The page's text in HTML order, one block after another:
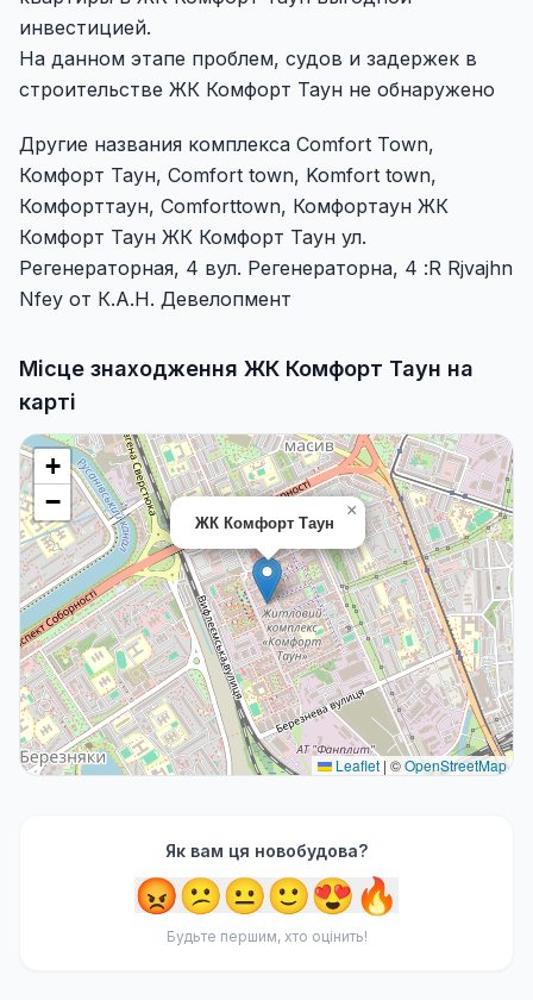
инвестицией.
На данном этапе проблем, судов и задержек в
строительстве ЖК Комфорт Таун не обнаружено
Другие названия комплекса Comfort Town,
Комфорт Таун, Comfort town, Komfort town,
Комфорттаун, Comforttown, Комфортаун ЖК
Комфорт Таун ЖК Комфорт Таун ул.
Регенераторная, 4 вул. Регенераторна, 4 :R Rjvajhn
Nfey от К.А.Н. Девелопмент
Місце знаходження ЖК Комфорт Таун на
карті
ЖК Комфорт Таун
×
+
−
Leaflet | ©OpenStreetMap
Як вам ця новобудова?
😡😕😐🙂😍🔥
Будьте першим, хто оцінить!